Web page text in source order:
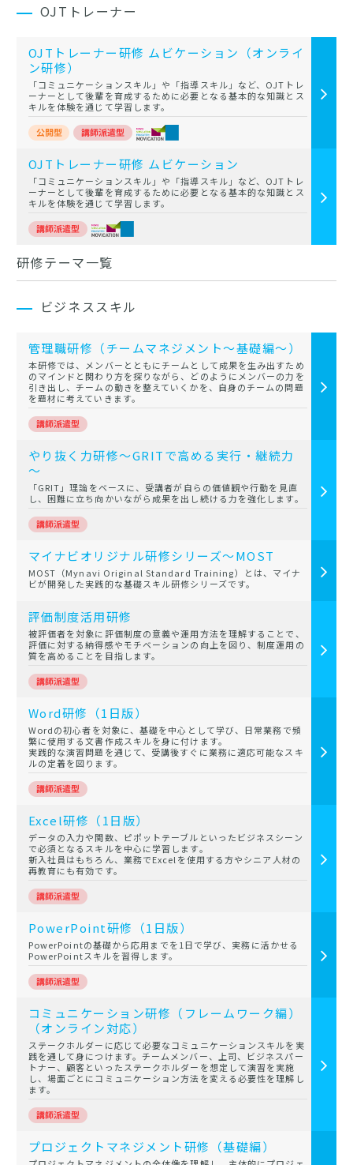
OJTトレーナー
OJTトレーナー研修 ムビケーション（オンライ
ン研修）
「コミュニケーションスキル」や「指導スキル」など、OJTトレ
ーナーとして後輩を育成するために必要となる基本的な知識とス
キルを体験を通じて学習します。
OJTトレーナー研修 ムビケーション
「コミュニケーションスキル」や「指導スキル」など、OJTトレ
ーナーとして後輩を育成するために必要となる基本的な知識とス
キルを体験を通じて学習します。
研修テーマ一覧
ビジネススキル
管理職研修（チームマネジメント～基礎編～）
本研修では、メンバーとともにチームとして成果を生み出すため
のマインドと関わり方を探りながら、どのようにメンバーの力を
引き出し、チームの動きを整えていくかを、自身のチームの問題
を題材に考えていきます。
やり抜く力研修～GRITで高める実行・継続力
～
「GRIT」理論をベースに、受講者が自らの価値観や行動を見直
し、困難に立ち向かいながら成果を出し続ける力を強化します。
マイナビオリジナル研修シリーズ～MOST
MOST（Mynavi Original Standard Training）とは、マイナ
ビが開発した実践的な基礎スキル研修シリーズです。
評価制度活用研修
被評価者を対象に評価制度の意義や運用方法を理解することで、
評価に対する納得感やモチベーションの向上を図り、制度運用の
質を高めることを目指します。
Word研修（1日版）
Wordの初心者を対象に、基礎を中心として学び、日常業務で頻
繁に使用する文書作成スキルを身に付けます。
実践的な演習問題を通じて、受講後すぐに業務に適応可能なスキ
ルの定着を図ります。
Excel研修（1日版）
データの入力や関数、ピポットテーブルといったビジネスシーン
で必須となるスキルを中心に学習します。
新入社員はもちろん、業務でExcelを使用する方やシニア人材の
再教育にも有効です。
PowerPoint研修（1日版）
PowerPointの基礎から応用までを1日で学び、実務に活かせる
PowerPointスキルを習得します。
コミュニケーション研修（フレームワーク編）
（オンライン対応）
ステークホルダーに応じて必要なコミュニケーションスキルを実
践を通して身につけます。チームメンバー、上司、ビジネスパー
トナー、顧客といったステークホルダーを想定して演習を実施
し、場面ごとにコミュニケーション方法を変える必要性を理解し
ます。
プロジェクトマネジメント研修（基礎編）